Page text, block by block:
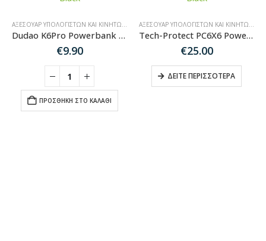
ΑΞΕΣΟΥΆΡ ΥΠΟΛΟΓΙΣΤΏΝ ΚΑΙ ΚΙΝΗΤΏΝ POWERBANK-MAGSAFE
Dudao K6Pro Powerbank 10000mAh with USB Cable, USB Type C, Lightning – Black
€9.90
ΠΡΟΣΘΉΚΗ ΣΤΟ ΚΑΛΆΘΙ
ΑΞΕΣΟΥΆΡ ΥΠΟΛΟΓΙΣΤΏΝ ΚΑΙ ΚΙΝΗΤΏΝ
Tech-Protect PC6X6 Power Strip 6 Sockets 240V + 3xUSB-A + 3xUSB-C 200cm – Black
€25.00
ΔΕΊΤΕ ΠΕΡΙΣΣΌΤΕΡΑ